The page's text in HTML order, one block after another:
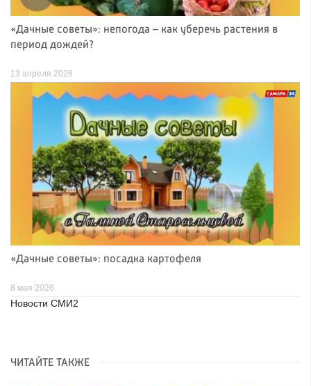
«Дачные советы»: непогода – как уберечь растения в
период дождей?
13 апреля 2026
«Дачные советы»: посадка картофеля
8 мая 2026
Новости СМИ2
ЧИТАЙТЕ ТАКЖЕ